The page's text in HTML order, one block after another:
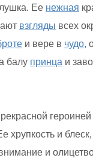
Ее нежная
взгляды всех
и вере в чудо,
балу принца и
героиней
хрупкость и блеск,
и